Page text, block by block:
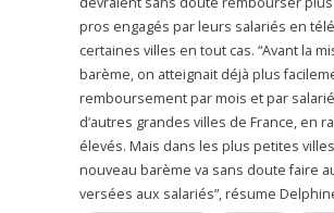
pros engagés par leurs salariés en
certaines villes en tout cas. “Avant la
barème, on atteignait déjà plus
remboursement par mois et par
d’autres grandes villes de France, en
élevés. Mais dans les plus petites
nouveau barème va sans doute faire
versées aux salariés”, résume